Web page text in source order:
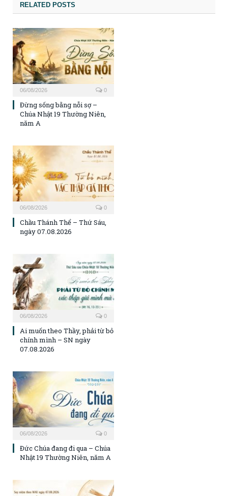
RELATED POSTS
06/08/2026 0
Đừng sống bằng nỗi sợ –
Chúa Nhật 19 Thường Niên,
năm A
06/08/2026 0
Chầu Thánh Thể – Thứ Sáu,
ngày 07.08.2026
06/08/2026 0
Ai muốn theo Thầy, phải từ bỏ
chính mình – SN ngày
07.08.2026
06/08/2026 0
Đức Chúa đang đi qua – Chúa
Nhật 19 Thường Niên, năm A